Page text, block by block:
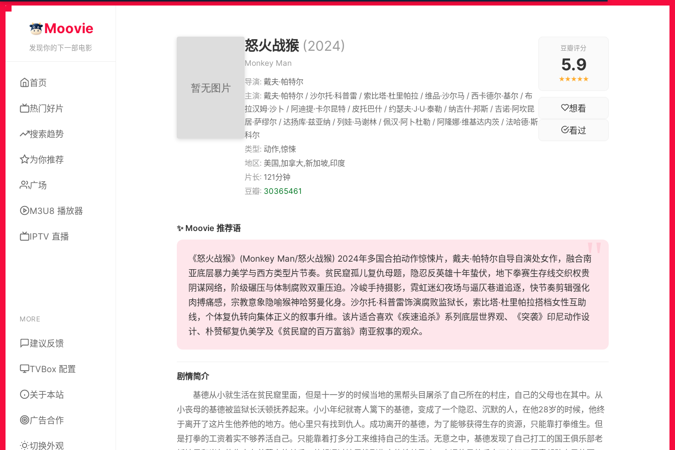
Moovie
发现你的下一部电影
首页
热门好片
搜索趋势
为你推荐
广场
M3U8 播放器
IPTV 直播
MORE
建议反馈
TVBox 配置
关于本站
广告合作
切换外观
怒火战猴 (2024)
Monkey Man
导演: 戴夫·帕特尔
主演: 戴夫·帕特尔 / 沙尔托·科普雷 / 索比塔·杜里帕拉 / 维品·沙尔马 / 西卡德尔·基尔 / 布
拉汉姆·沙卜 / 阿迪提·卡尔昆特 / 皮托巴什 / 约瑟夫·J·U·泰勒 / 纳吉什·邦斯 / 吉诺·阿坎昆
居·萨缪尔 / 达扬库·兹亚纳 / 列娃·马谢林 / 佩汉·阿卜杜勒 / 阿隆娜·维基达内茨 / 法哈德·斯
科尔
类型: 动作,惊悚
地区: 美国,加拿大,新加坡,印度
片长: 121分钟
豆瓣: 30365461
豆瓣评分
5.9
★★★★★
想看
看过
✨ Moovie 推荐语
《怒火战猴》(Monkey Man/怒火战猴) 2024年多国合拍动作惊悚片，戴夫·帕特尔自导自演处女作，融合南
亚底层暴力美学与西方类型片节奏。贫民窟孤儿复仇母题，隐忍反英雄十年蛰伏，地下拳赛生存线交织权贵
阴谋网络，阶级碾压与体制腐败双重压迫。冷峻手持摄影，霓虹迷幻夜场与逼仄巷道追逐，快节奏剪辑强化
肉搏痛感，宗教意象隐喻猴神哈努曼化身。沙尔托·科普雷饰演腐败监狱长，索比塔·杜里帕拉搭档女性互助
线，个体复仇转向集体正义的叙事升维。该片适合喜欢《疾速追杀》系列底层世界观、《突袭》印尼动作设
计、朴赞郁复仇美学及《贫民窟的百万富翁》南亚叙事的观众。
剧情简介
基德从小就生活在贫民窟里面，但是十一岁的时候当地的黑帮头目屠杀了自己所在的村庄，自己的父母也在其中。从
小丧母的基德被监狱长沃顿抚养起来。小小年纪就寄人篱下的基德，变成了一个隐忍、沉默的人，在他28岁的时候，他终
于离开了这片生他养他的地方。他心里只有找到仇人。成功离开的基德，为了能够获得生存的资源，只能靠打拳维生。但
是打拳的工资着实不够养活自己。只能靠着打多分工来维持自己的生活。无意之中，基德发现了自己打工的国王俱乐部老